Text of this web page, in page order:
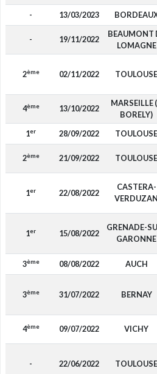
- 13/03/2023
- 19/11/2022
BEAUMONT
LOMAGNE
2ème 02/11/2022 TOULOUSE
4ème 13/10/2022
MARSEILLE
BORELY)
1er 28/09/2022 TOULOUSE
2ème 21/09/2022 TOULOUSE
1er 22/08/2022
CASTERA-
VERDUZAN
1er 15/08/2022
GRENADE-
GARONNE
3ème 08/08/2022 AUCH
3ème 31/07/2022 BERNAY
4ème 09/07/2022 VICHY
- 22/06/2022 TOULOUSE